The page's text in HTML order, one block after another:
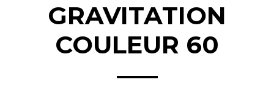
GRAVITATION
COULEUR 60